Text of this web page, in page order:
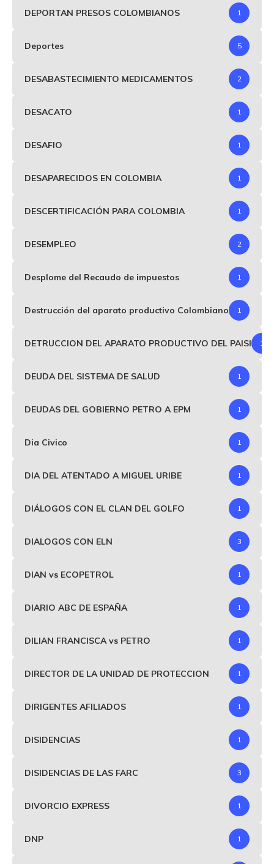
DEPORTAN PRESOS COLOMBIANOS 1
Deportes 5
DESABASTECIMIENTO MEDICAMENTOS 2
DESACATO 1
DESAFIO 1
DESAPARECIDOS EN COLOMBIA 1
DESCERTIFICACIÓN PARA COLOMBIA 1
DESEMPLEO 2
Desplome del Recaudo de impuestos 1
Destrucción del aparato productivo Colombiano 1
DETRUCCION DEL APARATO PRODUCTIVO DEL PAISI 1
DEUDA DEL SISTEMA DE SALUD 1
DEUDAS DEL GOBIERNO PETRO A EPM 1
Dia Civico 1
DIA DEL ATENTADO A MIGUEL URIBE 1
DIÁLOGOS CON EL CLAN DEL GOLFO 1
DIALOGOS CON ELN 3
DIAN vs ECOPETROL 1
DIARIO ABC DE ESPAÑA 1
DILIAN FRANCISCA vs PETRO 1
DIRECTOR DE LA UNIDAD DE PROTECCION 1
DIRIGENTES AFILIADOS 1
DISIDENCIAS 1
DISIDENCIAS DE LAS FARC 3
DIVORCIO EXPRESS 1
DNP 1